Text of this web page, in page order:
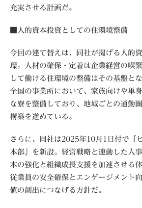
充実させる計画だ。
■人的資本投資としての住環境整備
今回の建て替えは、同社が掲げる人的
環。人材の確保・定着は企業経営の喫
して働ける住環境の整備はその基盤と
全国の事業所において、家族向けや単
な寮を整備しており、地域ごとの通勤
構築を進めている。
さらに、同社は2025年10月1日付で「
本部」を新設。経営戦略と連動した人
本の強化と組織成長支援を加速させる
従業員の安全確保とエンゲージメント
値の創出につなげる方針だ。